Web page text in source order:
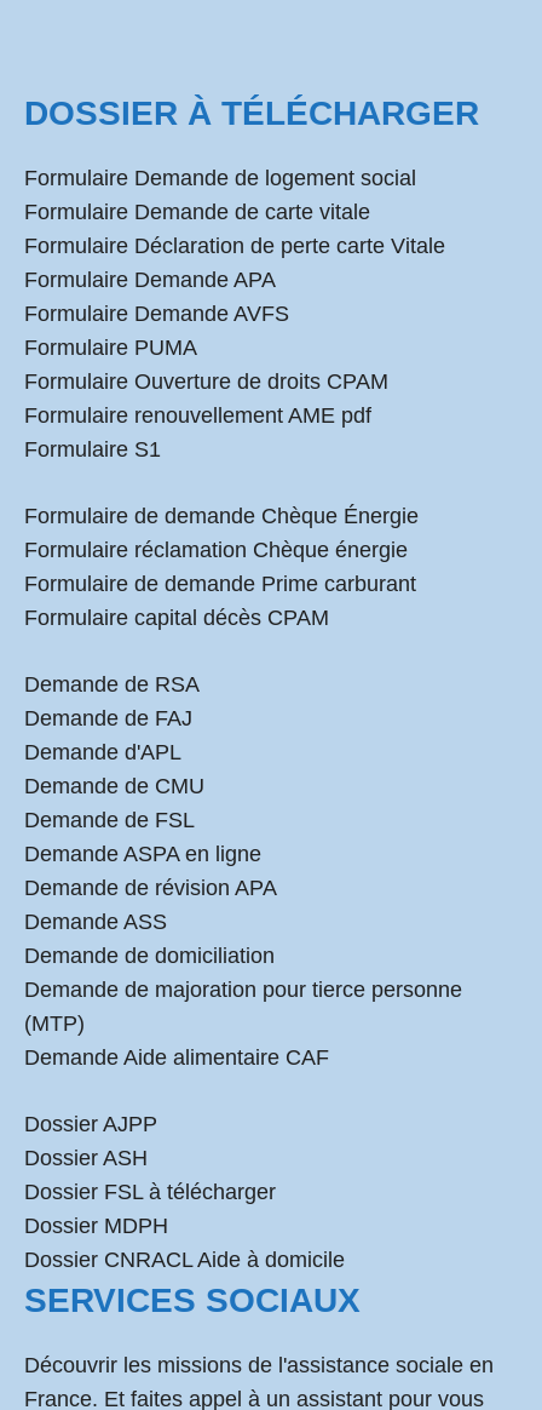
DOSSIER À TÉLÉCHARGER
Formulaire Demande de logement social
Formulaire Demande de carte vitale
Formulaire Déclaration de perte carte Vitale
Formulaire Demande APA
Formulaire Demande AVFS
Formulaire PUMA
Formulaire Ouverture de droits CPAM
Formulaire renouvellement AME pdf
Formulaire S1
Formulaire de demande Chèque Énergie
Formulaire réclamation Chèque énergie
Formulaire de demande Prime carburant
Formulaire capital décès CPAM
Demande de RSA
Demande de FAJ
Demande d'APL
Demande de CMU
Demande de FSL
Demande ASPA en ligne
Demande de révision APA
Demande ASS
Demande de domiciliation
Demande de majoration pour tierce personne
(MTP)
Demande Aide alimentaire CAF
Dossier AJPP
Dossier ASH
Dossier FSL à télécharger
Dossier MDPH
Dossier CNRACL Aide à domicile
SERVICES SOCIAUX
Découvrir les missions de l'assistance sociale en
France. Et faites appel à un assistant pour vous